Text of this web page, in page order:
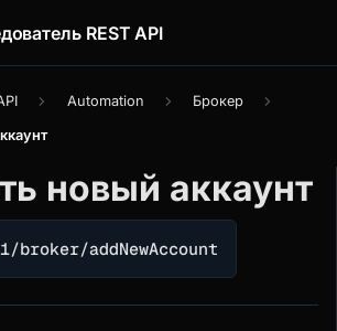
REST API
Automation Брокер
новый аккаунт
broker/addNewAccount